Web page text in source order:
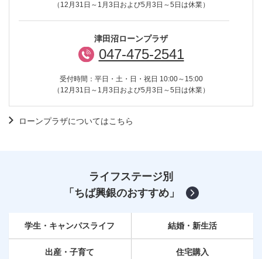
（12月31日～1月3日および5月3日～5日は休業）
津田沼ローンプラザ
047-475-2541
受付時間：平日・土・日・祝日 10:00～15:00
（12月31日～1月3日および5月3日～5日は休業）
ローンプラザについてはこちら
ライフステージ別
「ちば興銀のおすすめ」
学生・キャンパスライフ 結婚・新生活
出産・子育て 住宅購入